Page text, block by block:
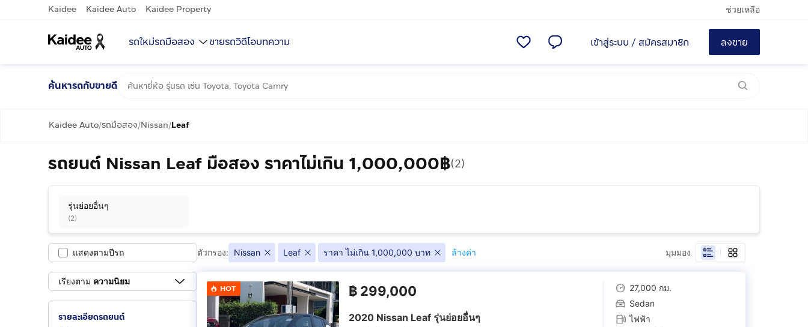
Kaidee Kaidee Auto Kaidee Property ช่วยเหลือ
รถใหม่รถมือสอง ขายรถวิดีโอบทความ เข้าสู่ระบบ / สมัครสมาชิก ลงขาย
ค้นหารถกับขายดี
Kaidee Auto/รถมือสอง/Nissan/Leaf
รถยนต์ Nissan Leaf มือสอง ราคาไม่เกิน 1,000,000฿(2)
รุ่นย่อยอื่นๆ
(2)
แสดงตามปีรถ
เรียงตาม ความนิยม
รายละเอียดรถยนต์
ตัวกรอง: Nissan Leaf ราคา ไม่เกิน 1,000,000 บาท ล้างค่า มุมมอง
HOT ฿ 299,000
2020 Nissan Leaf รุ่นย่อยอื่นๆ
27,000 กม.
Sedan
ไฟฟ้า